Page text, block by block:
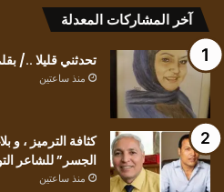
آخر المشاركات المعدلة
تحدثني قليلا ../
منذ ساعتين
كثافة الترميز ، و
الجسر” للشاعر
منذ ساعتين